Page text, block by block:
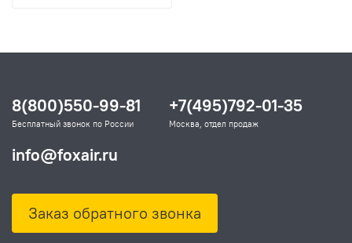
8(800)550-99-81
Бесплатный звонок по России
+7(495)792-01-35
Москва, отдел продаж
info@foxair.ru
Заказ обратного звонка